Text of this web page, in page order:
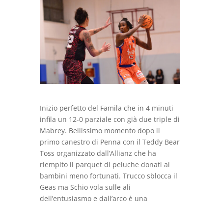
Inizio perfetto del Famila che in 4 minuti
infila un 12-0 parziale con già due triple di
Mabrey. Bellissimo momento dopo il
primo canestro di Penna con il Teddy Bear
Toss organizzato dall’Allianz che ha
riempito il parquet di peluche donati ai
bambini meno fortunati. Trucco sblocca il
Geas ma Schio vola sulle ali
dell’entusiasmo e dall’arco è una